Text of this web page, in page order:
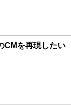
CMを再現したい